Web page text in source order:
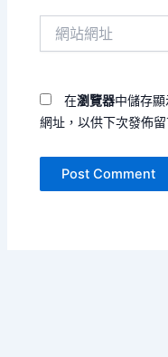
在瀏覽器中儲存
網址，以供下次發佈留